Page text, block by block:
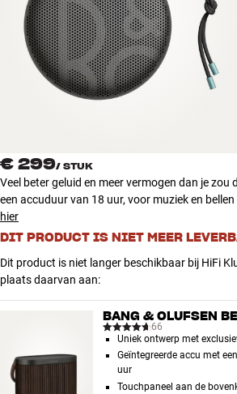
Accessoires
INSPIRATIE
MERKEN
AANBIEDINGEN
Klantenservice
Klantenservice
Bouw met geluid
€ 299/ STUK
Veel beter geluid en meer vermogen dan je zou
een accuduur van 18 uur, voor muziek en
hier
DIT PRODUCT IS NIET MEER
Dit product is niet langer beschikbaar bij HiFi
plaats daarvan aan:
BANG & OLUFSEN
66
Uniek ontwerp met
Geïntegreerde accu met
uur
Touchpaneel aan de